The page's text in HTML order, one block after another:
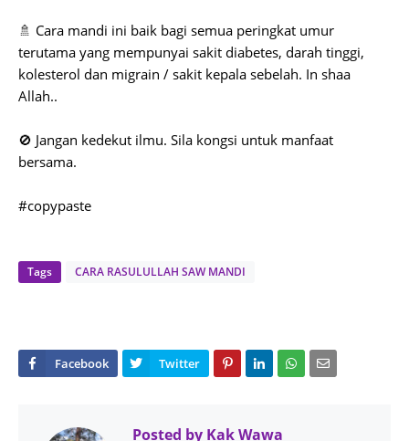
🚿 Cara mandi ini baik bagi semua peringkat umur
terutama yang mempunyai sakit diabetes, darah tinggi,
kolesterol dan migrain / sakit kepala sebelah. In shaa
Allah..
🚫 Jangan kedekut ilmu. Sila kongsi untuk manfaat
bersama.
#copypaste
Tags CARA RASULULLAH SAW MANDI
Posted by Kak Wawa